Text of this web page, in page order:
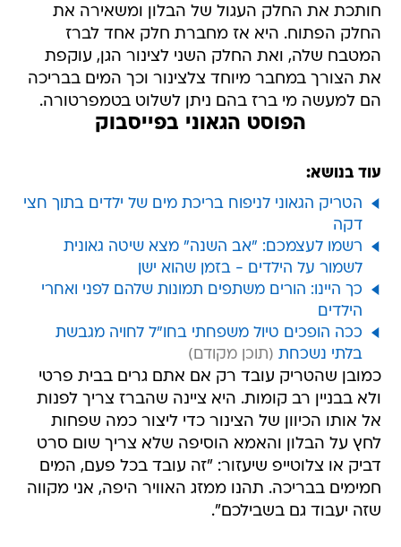
חותכת את החלק העגול של הבלון ומשאירה את
החלק הפתוח. היא אז מחברת חלק אחד לברז
המטבח שלה, ואת החלק השני לצינור הגן, עוקפת
את הצורך במחבר מיוחד צלצינור וכך המים בבריכה
הם למעשה מי ברז בהם ניתן לשלוט בטמפרטורה.
הפוסט הגאוני בפייסבוק
עוד בנושא:
הטריק הגאוני לניפוח בריכת מים של ילדים בתוך חצי
דקה
רשמו לעצמכם: "אב השנה" מצא שיטה גאונית
לשמור על הילדים - בזמן שהוא ישן
כך היינו: הורים משתפים תמונות שלהם לפני ואחרי
הילדים
ככה הופכים טיול משפחתי בחו"ל לחויה מגבשת
בלתי נשכחת
כמובן שהטריק עובד רק אם אתם גרים בבית פרטי
ולא בבניין רב קומות. היא ציינה שהברז צריך לפנות
אל אותו הכיוון של הצינור כדי ליצור כמה שפחות
לחץ על הבלון והאמא הוסיפה שלא צריך שום סרט
דביק או צלוטייפ שיעזור: "זה עובד בכל פעם, המים
חמימים בבריכה. תהנו ממזג האוויר היפה, אני מקווה
שזה יעבוד גם בשבילכם".